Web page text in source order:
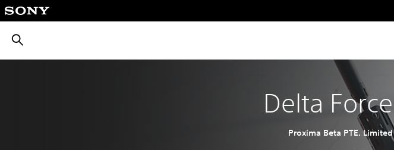
Delta Force
Proxima Beta PTE. Limited